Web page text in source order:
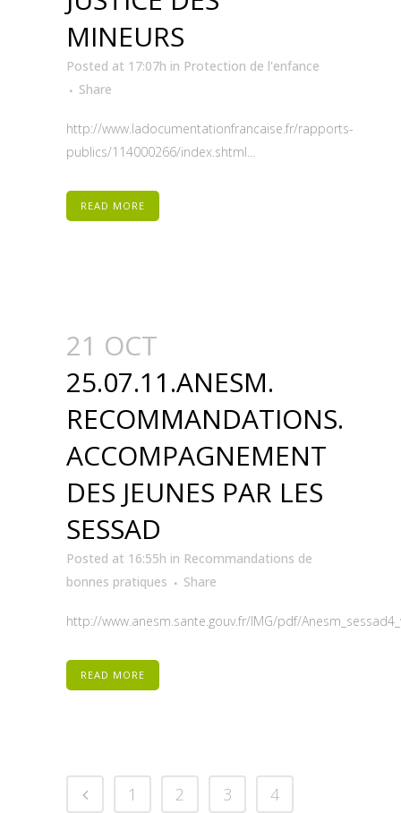
MINEURS
Posted at 17:07h in Protection de l'enfance
Share
http://www.ladocumentationfrancaise.fr/rapports-
publics/114000266/index.shtml...
READ MORE
21 OCT
25.07.11.ANESM.
RECOMMANDATIONS.
ACCOMPAGNEMENT
DES JEUNES PAR LES
SESSAD
Posted at 16:55h in Recommandations de
bonnes pratiques
Share
http://www.anesm.sante.gouv.fr/IMG/pdf/
READ MORE
1 2 3
4